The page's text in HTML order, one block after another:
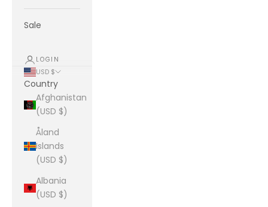
Sale
LOGIN
USD $
Country
Afghanistan
(USD $)
Åland
Islands
(USD $)
Albania
(USD $)